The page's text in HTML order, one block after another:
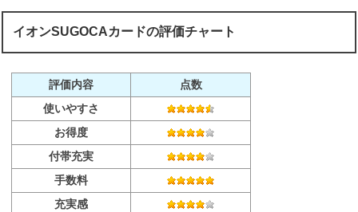
イオンSUGOCAカードの評価チャート
評価内容
点数
使いやすさ
お得度
付帯充実
手数料
充実感